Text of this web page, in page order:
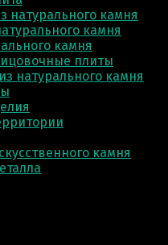
натурального камня
камня
камня
плиты
натурального камня
камня